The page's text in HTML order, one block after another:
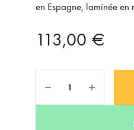
en Espagne, laminée en
113,00 €